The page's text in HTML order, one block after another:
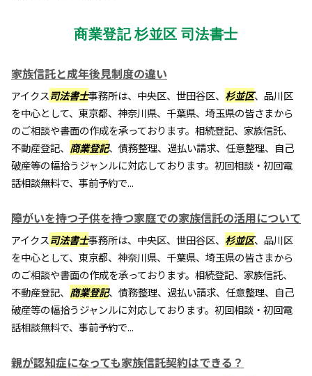
商業登記 杉並区 司法書士
家族信託と成年後見制度の違い
アイクス司法書士事務所は、中央区、世田谷区、 杉並区、品川区
を中心として、東京都、神奈川県、千葉県、埼玉県の皆さまから
のご相談や書面の作成を承っております。相続登記、家族信託、
不動産登記、 商業登記、債務整理、過払い請求、任意整理、自己
破産等の幅拾うジャンルに対応しております。初回相談・初回電
話相談無料で、事前予約で...
障がいを持つ子供を持つ家庭での家族信託の活用について
アイクス司法書士事務所は、中央区、世田谷区、 杉並区、品川区
を中心として、東京都、神奈川県、千葉県、埼玉県の皆さまから
のご相談や書面の作成を承っております。相続登記、家族信託、
不動産登記、 商業登記、債務整理、過払い請求、任意整理、自己
破産等の幅拾うジャンルに対応しております。初回相談・初回電
話相談無料で、事前予約で...
親が認知症になっても家族信託契約はできる？